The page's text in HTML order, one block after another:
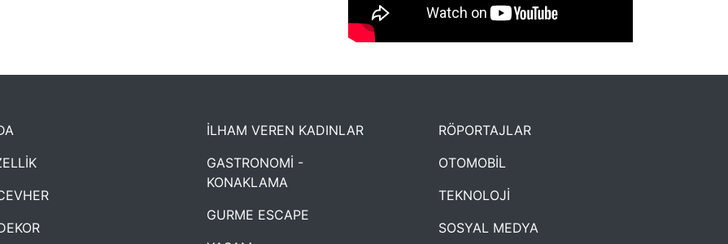
NYXmag 2. Yaş Kutlama Etkinliği
İLHAM VEREN KADINLAR
GASTRONOMİ -
KONAKLAMA
GURME ESCAPE
RÖPORTAJLAR
OTOMOBİL
TEKNOLOJİ
SOSYAL MEDYA